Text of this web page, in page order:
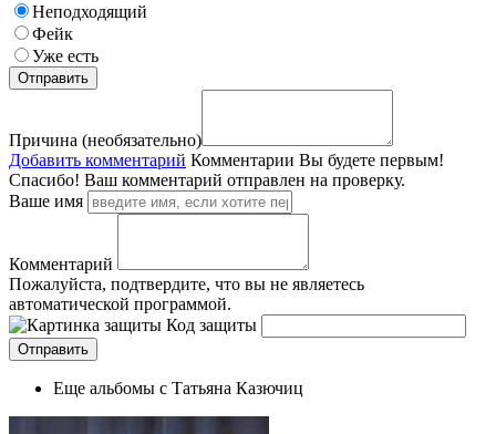
Неподходящий
Фейк
Уже есть
Причина (необязательно)
Добавить комментарий Комментарии Вы будете первым!
Спасибо! Ваш комментарий отправлен на проверку.
Ваше имя
Комментарий
Пожалуйста, подтвердите, что вы не являетесь
автоматической программой.
Код защиты
Еще альбомы с Татьяна Казючиц